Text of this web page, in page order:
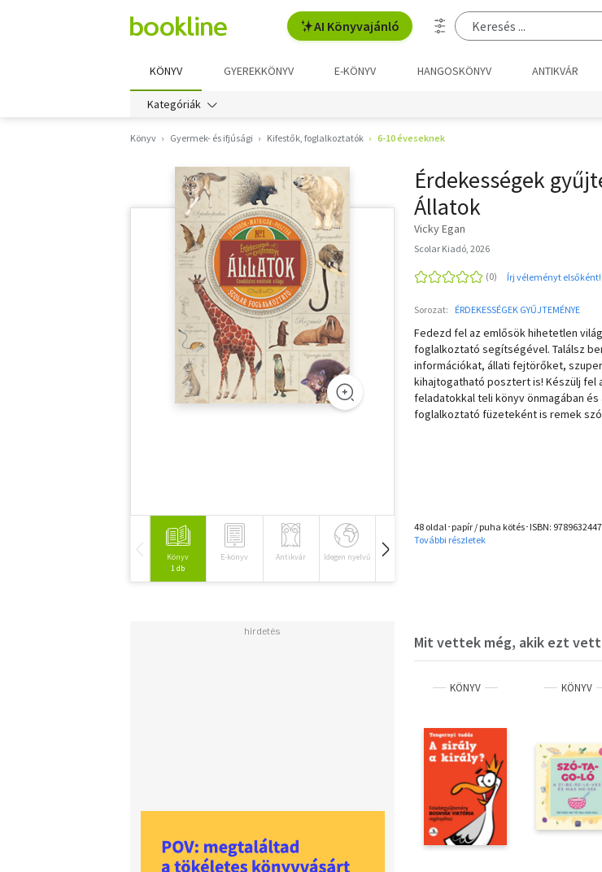
AI Könyvajánló
KÖNYV GYEREKKÖNYV E-KÖNYV HANGOSKÖNYV ANTIKVÁR
Kategóriák
Könyv Gyermek- és ifjúsági Kifestők, foglalkoztatók 6-10 éveseknek
Könyv
1 db
E-könyv Antikvár Idegen nyelvű Hangoskönyv
Érdekességek
Állatok
Vicky Egan
Scolar Kiadó, 2026
Írj véleményt elsőként!
Sorozat: ÉRDEKESSÉGEK GYŰJTEMÉNYE
Fedezd fel az emlősök hihetetlen
foglalkoztató segítségével. Találsz
információkat, állati fejtörőket,
kihajtogatható posztert is! Készülj fel
feladatokkal teli könyv önmagában
foglalkoztató füzeteként is remek
48 oldal･papír / puha kötés･ISBN:
További részletek
Mit vettek még, akik ezt
KÖNYV KÖNYV